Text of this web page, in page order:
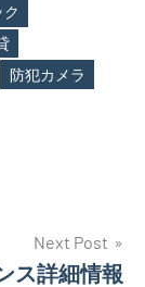
防犯カメラ
Next Post
ス詳細情報